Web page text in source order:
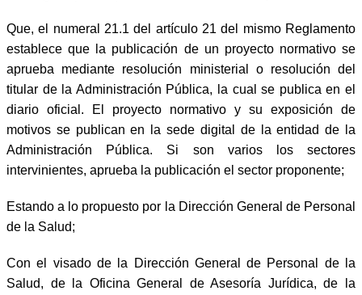
Que, el numeral 21.1 del artículo 21 del mismo Reglamento
establece que la publicación de un proyecto normativo se
aprueba mediante resolución ministerial o resolución del
titular de la Administración Pública, la cual se publica en el
diario oficial. El proyecto normativo y su exposición de
motivos se publican en la sede digital de la entidad de la
Administración Pública. Si son varios los sectores
intervinientes, aprueba la publicación el sector proponente;
Estando a lo propuesto por la Dirección General de Personal
de la Salud;
Con el visado de la Dirección General de Personal de la
Salud, de la Oficina General de Asesoría Jurídica, de la